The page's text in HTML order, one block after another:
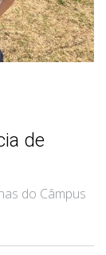
de
do Câmpus